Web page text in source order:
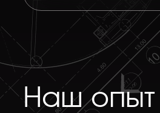
Наш опыт